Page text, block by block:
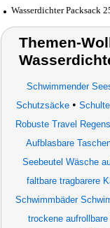
Wasserdichter Packsack
Themen-
Schwimmender
Schutzsäcke•
Robuste Travel
Aufblasbare
Seebeutel Wäsche
faltbare tragbarere
Schwimmbäder
trockene